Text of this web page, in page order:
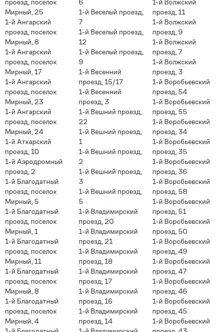
проезд, поселок
Мирный, 25
1-й Ангарский
проезд, поселок
Мирный, 8
1-й Ангарский
проезд, поселок
Мирный, 17
1-й Ангарский
проезд, поселок
Мирный, 23
1-й Ангарский
проезд, поселок
Мирный, 24
1-й Аткарский
проезд, 10
1-й Аэродромный
проезд, 2
1-й Благодатный
проезд, поселок
Мирный, 5
1-й Благодатный
проезд, поселок
Мирный, 1
1-й Благодатный
проезд, поселок
Мирный, 11
1-й Благодатный
проезд, поселок
Мирный, 8
1-й Благодатный
проезд, поселок
Мирный, 4
6
1-й Веселый проезд,
7
1-й Веселый проезд,
12
1-й Веселый проезд,
9
1-й Весенний
проезд, 15/17
1-й Весенний
проезд, 3
1-й Вешний проезд,
22
1-й Вешний проезд,
1
1-й Вешний проезд,
2
1-й Вешний проезд,
3
1-й Вешний проезд,
5
1-й Владимирский
проезд, 20
1-й Владимирский
проезд, 21
1-й Владимирский
проезд, 18
1-й Владимирский
проезд, 17
1-й Владимирский
проезд, 16
1-й Владимирский
проезд, 14
1-й Волжский
проезд, 11
1-й Волжский
проезд, 9
1-й Волжский
проезд, 7
1-й Волжский
проезд, 3
1-й Воробьевский
проезд, 54
1-й Воробьевский
проезд, 55
1-й Воробьевский
проезд, 34
1-й Воробьевский
проезд, 35
1-й Воробьевский
проезд, 36
1-й Воробьевский
проезд, 58
1-й Воробьевский
проезд, 51
1-й Воробьевский
проезд, 50
1-й Воробьевский
проезд, 49
1-й Воробьевский
проезд, 47
1-й Воробьевский
проезд, 46
1-й Воробьевский
проезд, 45
1-й Воробьевский